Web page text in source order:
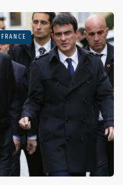
FRANCE